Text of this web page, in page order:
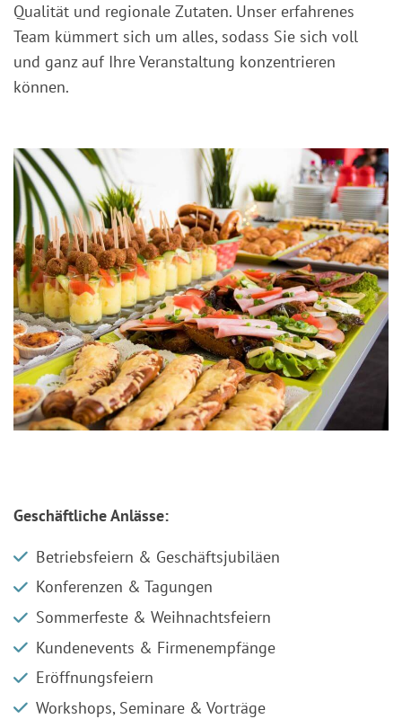
Qualität und regionale Zutaten. Unser erfahrenes
Team kümmert sich um alles, sodass Sie sich voll
und ganz auf Ihre Veranstaltung konzentrieren
können.
Geschäftliche Anlässe:
Betriebsfeiern & Geschäftsjubiläen
Konferenzen & Tagungen
Sommerfeste & Weihnachtsfeiern
Kundenevents & Firmenempfänge
Eröffnungsfeiern
Workshops, Seminare & Vorträge